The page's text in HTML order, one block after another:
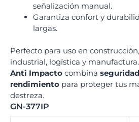
señalización manual.
Garantiza confort y
largas.
Perfecto para uso en
industrial, logística y
Anti Impacto combina
rendimiento para proteger tus
destreza.
GN-377IP